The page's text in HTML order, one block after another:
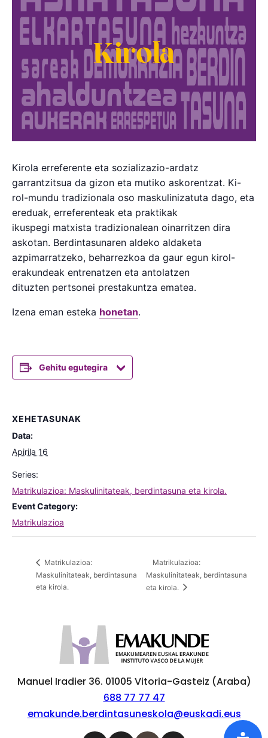
Kirola erreferente eta sozializazio-ardatz
garrantzitsua da gizon eta mutiko askorentzat. Ki-
rol-mundu tradizionala oso maskulinizatuta dago, eta
ereduak, erreferenteak eta praktikak
ikuspegi matxista tradizionalean oinarritzen dira
askotan. Berdintasunaren aldeko aldaketa
azpimarratzeko, beharrezkoa da gaur egun kirol-
erakundeak entrenatzen eta antolatzen
dituzten pertsonei prestakuntza ematea.
Izena eman esteka honetan.
Gehitu egutegira
XEHETASUNAK
Data:
Apirila 16
Series:
Matrikulazioa: Maskulinitateak, berdintasuna eta kirola.
Event Category:
Matrikulazioa
Matrikulazioa:
Maskulinitateak, berdintasuna
eta kirola.
Matrikulazioa:
Maskulinitateak, berdintasuna
eta kirola.
Manuel Iradier 36. 01005 Vitoria-Gasteiz (Araba)
688 77 77 47
emakunde.berdintasuneskola@euskadi.eus